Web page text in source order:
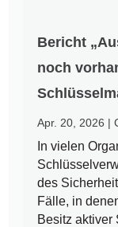
Bericht
noch
Apr. 20, 2026 |
In vielen
des
Fälle, in
Besitz aktiver